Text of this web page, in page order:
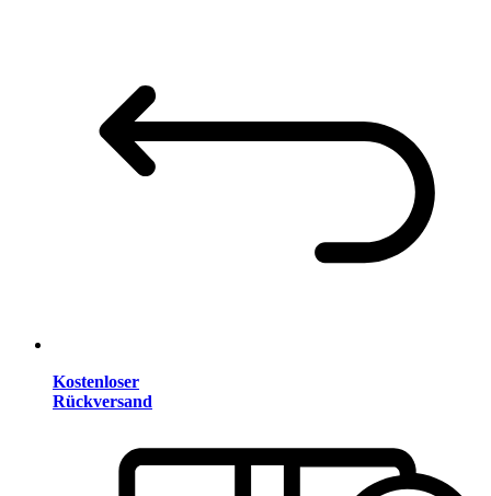
Kostenloser
Rückversand